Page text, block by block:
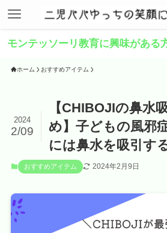
モンテッソーリ教育に興味がある
ホーム おすすめアイテム
【CHIBOJIの鼻水
め】子どもの風邪
には鼻水を吸引す
2024
2/09
おすすめアイテム 2024年2月9日